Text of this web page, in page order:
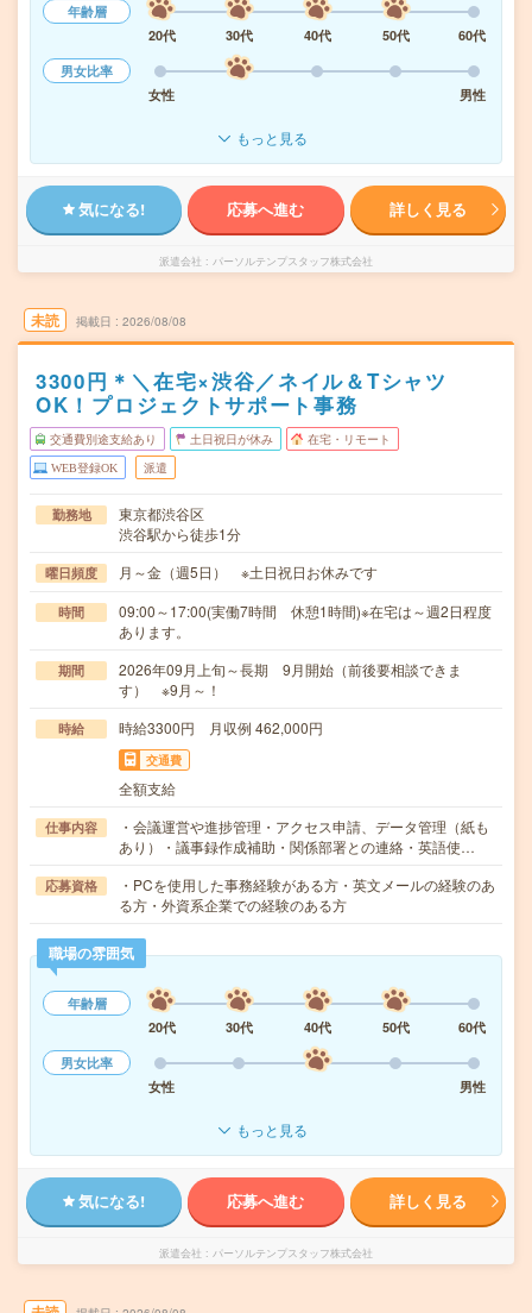
年齢層
20代
30代 40代 50代
60代
男女比率
女性
男性
もっと見る
気になる! 応募へ進む 詳しく見る
派遣会社 パーソルテンプスタッフ株式会社
未読 掲載日 2026/08/08
3300円＊＼在宅×渋谷／ネイル＆Tシャツ
OK！プロジェクトサポート事務
交通費別途支給あり 土日祝日が休み 在宅・リモート
WEB登録OK 派遣
勤務地
東京都渋谷区
渋谷駅から徒歩1分
曜日頻度 月～金（週5日） ※土日祝日お休みです
時間
09:00～17:00(実働7時間 休憩1時間)※在宅は～週2日程度
あります。
期間
2026年09月上旬～長期 9月開始（前後要相談できま
す） ※9月～！
時給 時給3300円 月収例 462,000円
交通費
全額支給
仕事内容
・会議運営や進捗管理・アクセス申請、データ管理（紙も
あり）・議事録作成補助・関係部署との連絡・英語使…
応募資格
・PCを使用した事務経験がある方・英文メールの経験のあ
る方・外資系企業での経験のある方
職場の雰囲気
年齢層
20代
30代 40代 50代
60代
男女比率
女性
男性
もっと見る
気になる! 応募へ進む 詳しく見る
派遣会社 パーソルテンプスタッフ株式会社